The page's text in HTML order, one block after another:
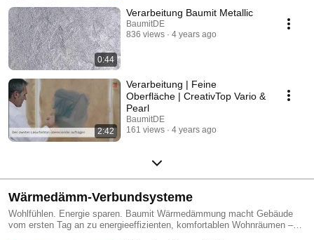
0:44
Verarbeitung Baumit Metallic
BaumitDE
836 views
4 years ago
2:42
Verarbeitung | Feine
Oberfläche | CreativTop Vario &
Pearl
BaumitDE
161 views
4 years ago
Wärmedämm-Verbundsysteme
Wohlfühlen. Energie sparen. Baumit Wärmedämmung macht Gebäude
vom ersten Tag an zu energieeffizienten, komfortablen Wohnräumen –